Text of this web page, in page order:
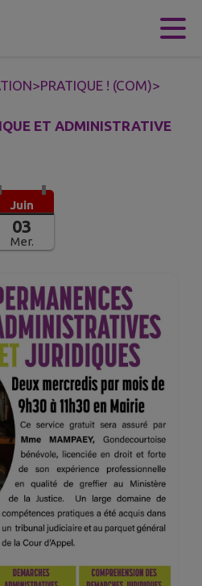
>PRATIQUE ! (COM)>
ET ADMINISTRATIVE
Juin
03
Mer.